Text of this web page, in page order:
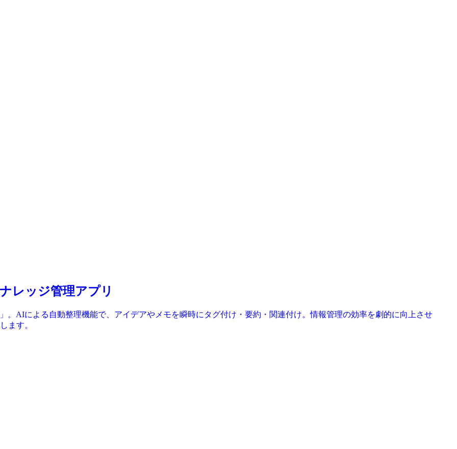
レッジ管理アプリ
。AIによる自動整理機能で、アイデアやメモを瞬時にタグ付け・要約・関連付け。情報管理の効率を劇的に向上させ
ます。